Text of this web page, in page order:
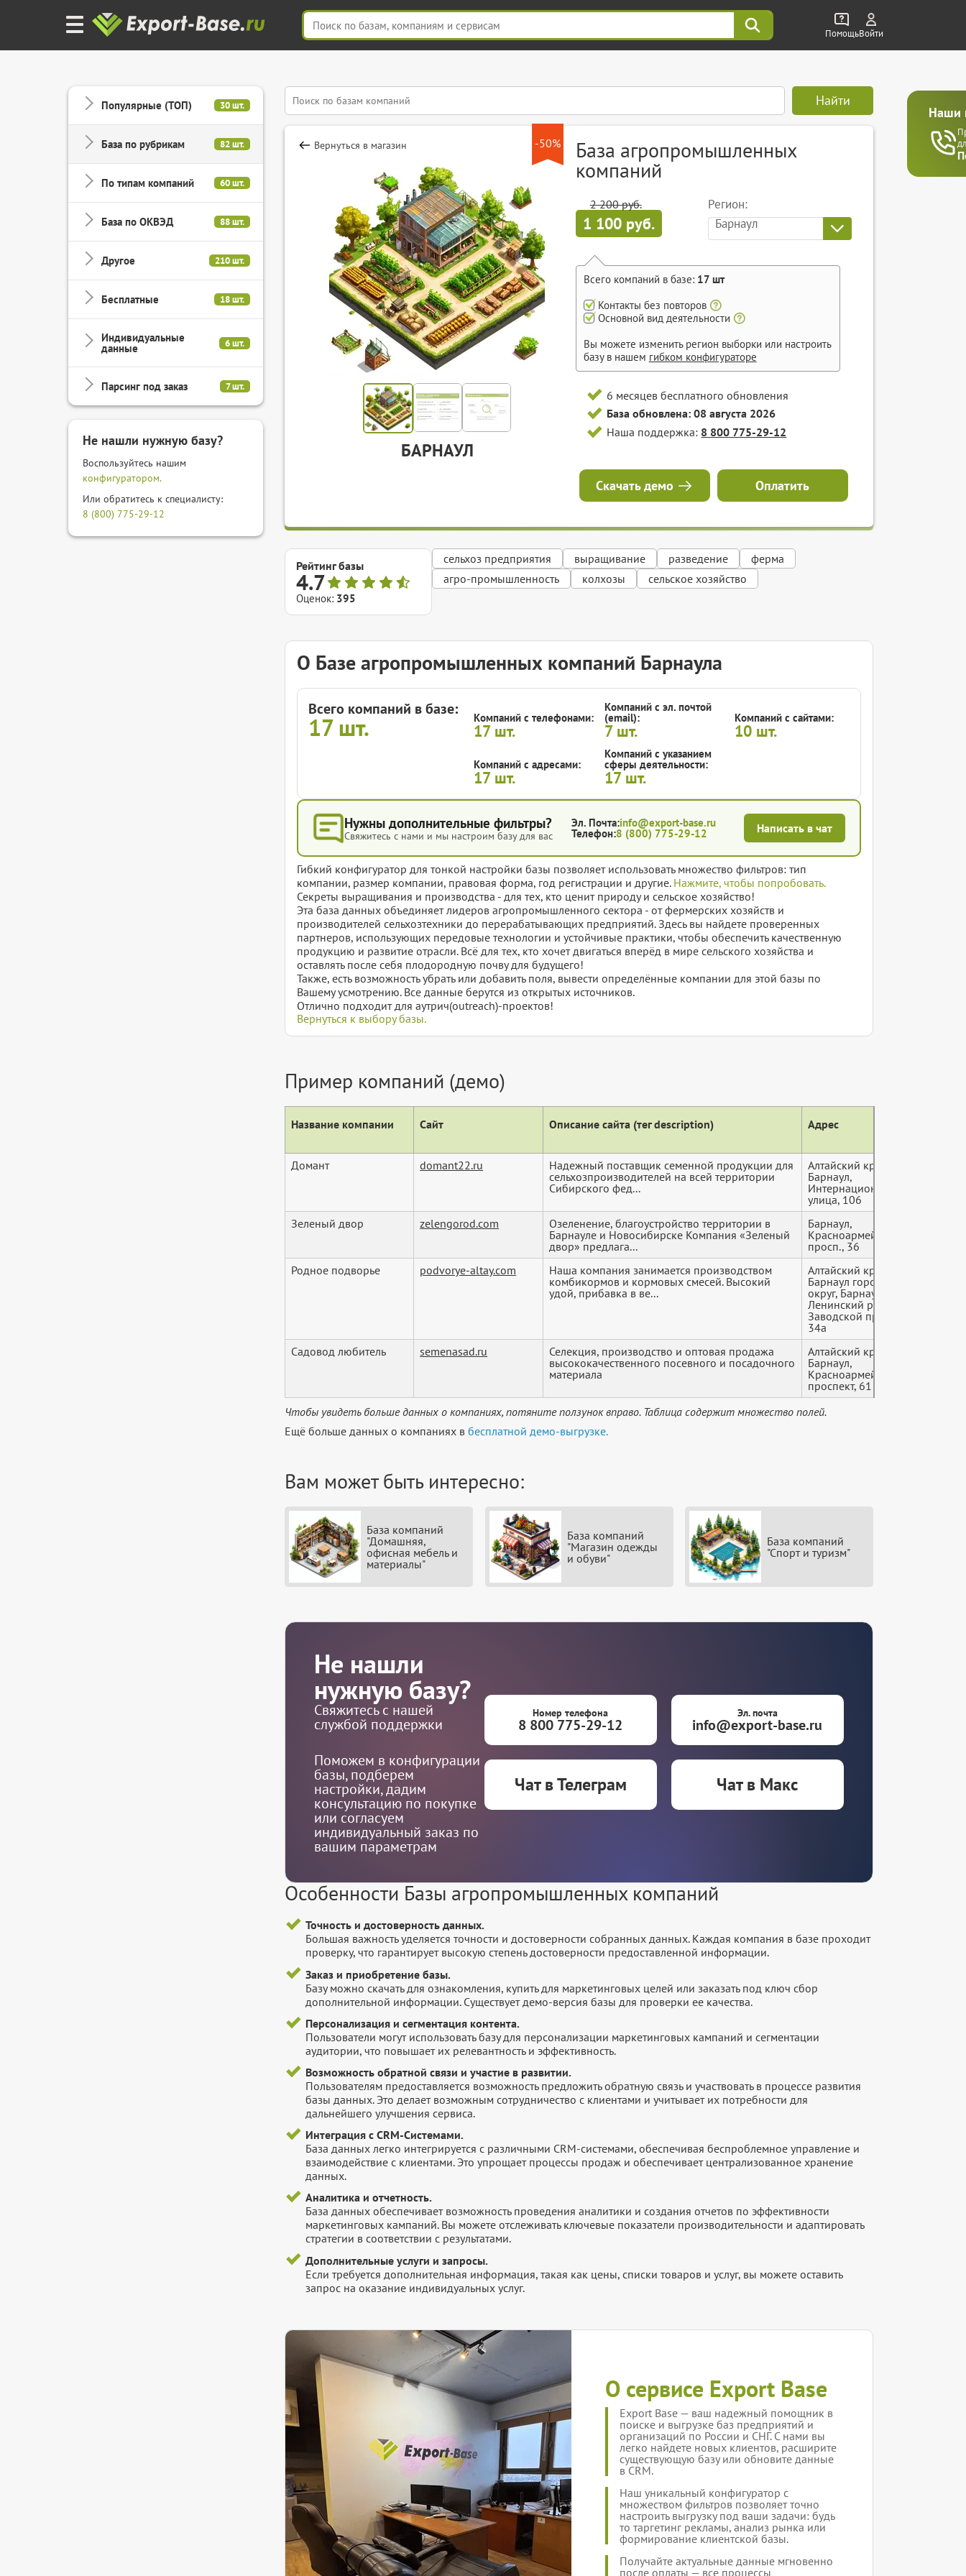
ПомощьВойти
Наши
Популярные (ТОП) 30 шт.
База по рубрикам 82 шт.
По типам компаний 60 шт.
База по ОКВЭД 88 шт.
Другое 210 шт.
Бесплатные 18 шт.
Индивидуальные
данные 6 шт.
Парсинг под заказ 7 шт.
Не нашли нужную базу?
Воспользуйтесь нашим
конфигуратором.
Или обратитесь к специалисту:
8 (800) 775-29-12
Найти
-50%
Вернуться в магазин
БАРНАУЛ
База агропромышленных
компаний
2 200 руб.
1 100 руб.
Регион:
Барнаул
Всего компаний в базе: 17шт
Контакты без повторов
Основной вид деятельности
Вы можете изменить регион выборки или настроить
базу в нашем гибком конфигураторе
6 месяцев бесплатного обновления
База обновлена: 08 августа 2026
Наша поддержка: 8 800 775-29-12
Скачать демо Оплатить
Рейтинг базы
4.7
Оценок: 395
сельхоз предприятия выращивание разведение
ферма
агро-промышленность
колхозы сельское хозяйство
О Базе агропромышленных компаний Барнаула
Всего компаний в базе:
17шт. Компаний с телефонами:
17 шт.
Компаний с эл. почтой
(email):
7 шт.
Компаний с сайтами:
10 шт.
Компаний с адресами:
17 шт.
Компаний с указанием
сферы деятельности:
17 шт.
Нужны дополнительные фильтры?
Свяжитесь с нами и мы настроим базу для вас
Эл. Почта:info@export-base.ru
Телефон:8 (800) 775-29-12 Написать в чат
Гибкий конфигуратор для тонкой настройки базы позволяет использовать множество фильтров: тип
компании, размер компании, правовая форма, год регистрации и другие. Нажмите, чтобы попробовать.
Секреты выращивания и производства - для тех, кто ценит природу и сельское хозяйство!
Эта база данных объединяет лидеров агропромышленного сектора - от фермерских хозяйств и
производителей сельхозтехники до перерабатывающих предприятий. Здесь вы найдете проверенных
партнеров, использующих передовые технологии и устойчивые практики, чтобы обеспечить качественную
продукцию и развитие отрасли. Всё для тех, кто хочет двигаться вперёд в мире сельского хозяйства и
оставлять после себя плодородную почву для будущего!
Также, есть возможность убрать или добавить поля, вывести определённые компании для этой базы по
Вашему усмотрению. Все данные берутся из открытых источников.
Отлично подходит для аутрич(outreach)-проектов!
Вернуться к выбору базы.
Пример компаний (демо)
Название компании Сайт Описание сайта (тег description) Адрес
Домант domant22.ru
Надежный поставщик семенной продукции для
сельхозпроизводителей на всей территории
Сибирского фед...
Алтайский край,
Барнаул,
Интернациональная
улица, 106
Зеленый двор zelengorod.com
Озеленение, благоустройство территории в
Барнауле и Новосибирске Компания «Зеленый
двор» предлага...
Барнаул,
Красноармейский
просп., 36
Родное подворье podvorye-altay.com
Наша компания занимается производством
комбикормов и кормовых смесей. Высокий
удой, прибавка в ве...
Алтайский край,
Барнаул городской
округ, Барнаул,
Ленинский район, 9-й
Заводской проезд,
34а
Садовод любитель semenasad.ru
Селекция, производство и оптовая продажа
высококачественного посевного и посадочного
материала
Алтайский край,
Барнаул,
Красноармейский
проспект, 61
Чтобы увидеть больше данных о компаниях, потяните ползунок вправо. Таблица содержит множество полей.
Ещё больше данных о компаниях вбесплатной демо-выгрузке.
Вам может быть интересно:
База компаний
"Домашняя,
офисная мебель и
материалы"
База компаний
"Магазин одежды
и обуви"
База компаний
"Спорт и туризм"
Не нашли
нужную базу?
Свяжитесь с нашей
службой поддержки
Поможем в конфигурации
базы, подберем
настройки, дадим
консультацию по покупке
или согласуем
индивидуальный заказ по
вашим параметрам
Номер телефона
8 800 775-29-12
Эл. почта
info@export-base.ru
Чат в Телеграм Чат в Макс
Особенности Базы агропромышленных компаний
Точность и достоверность данных.
Большая важность уделяется точности и достоверности собранных данных. Каждая компания в базе проходит
проверку, что гарантирует высокую степень достоверности предоставленной информации.
Заказ и приобретение базы.
Базу можно скачать для ознакомления, купить для маркетинговых целей или заказать под ключ сбор
дополнительной информации. Существует демо-версия базы для проверки ее качества.
Персонализация и сегментация контента.
Пользователи могут использовать базу для персонализации маркетинговых кампаний и сегментации
аудитории, что повышает их релевантность и эффективность.
Возможность обратной связи и участие в развитии.
Пользователям предоставляется возможность предложить обратную связь и участвовать в процессе развития
базы данных. Это делает возможным сотрудничество с клиентами и учитывает их потребности для
дальнейшего улучшения сервиса.
Интеграция с CRM-Системами.
База данных легко интегрируется с различными CRM-системами, обеспечивая беспроблемное управление и
взаимодействие с клиентами. Это упрощает процессы продаж и обеспечивает централизованное хранение
данных.
Аналитика и отчетность.
База данных обеспечивает возможность проведения аналитики и создания отчетов по эффективности
маркетинговых кампаний. Вы можете отслеживать ключевые показатели производительности и адаптировать
стратегии в соответствии с результатами.
Дополнительные услуги и запросы.
Если требуется дополнительная информация, такая как цены, списки товаров и услуг, вы можете оставить
запрос на оказание индивидуальных услуг.
О сервисе Export Base
Export Base — ваш надежный помощник в
поиске и выгрузке баз предприятий и
организаций по России и СНГ. С нами вы
легко найдете новых клиентов, расширите
существующую базу или обновите данные
в CRM.
Наш уникальный конфигуратор с
множеством фильтров позволяет точно
настроить выгрузку под ваши задачи: будь
то таргетинг рекламы, анализ рынка или
формирование клиентской базы.
Получайте актуальные данные мгновенно
после оплаты — все процессы